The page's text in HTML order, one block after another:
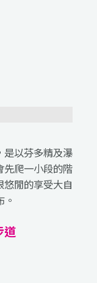
是以芬多精及瀑
先爬一小段的階
閒的享受大自
道